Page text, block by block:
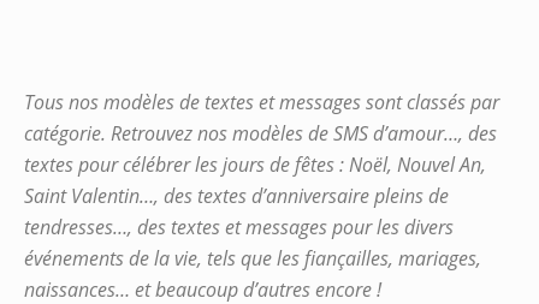
Tous nos modèles de textes et messages sont classés par
catégorie. Retrouvez nos modèles de SMS d’amour…, des
textes pour célébrer les jours de fêtes : Noël, Nouvel An,
Saint Valentin…, des textes d’anniversaire pleins de
tendresses…, des textes et messages pour les divers
événements de la vie, tels que les fiançailles, mariages,
naissances… et beaucoup d’autres encore !